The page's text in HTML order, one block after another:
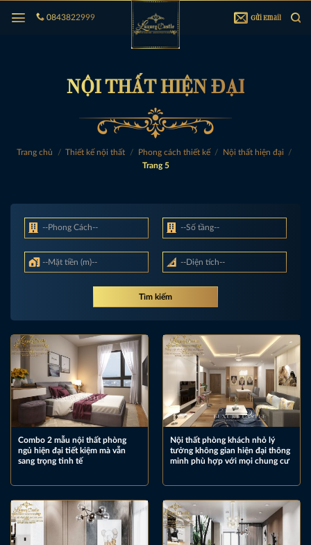
qua
0843822999 Gửi Email
NỘI THẤT HIỆN ĐẠI
Trang chủ / Thiết kế nội thất / Phong cách thiết kế / Nội thất hiện đại
/
Trang 5
Combo 2 mẫu nội thất phòng
ngủ hiện đại tiết kiệm mà vẫn
sang trọng tinh tế
Nội thất phòng khách nhỏ lý
tưởng không gian hiện đại thông
minh phù hợp với mọi chung cư